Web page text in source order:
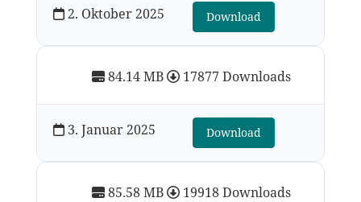
2. Oktober 2025 Download
84.14 MB 17877 Downloads
3. Januar 2025 Download
85.58 MB 19918 Downloads